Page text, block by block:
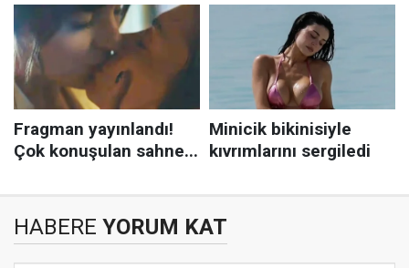
HABERE YORUM KAT